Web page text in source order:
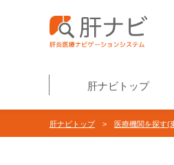
肝ナビトップ
肝ナビトップ> 医療機関を探す(